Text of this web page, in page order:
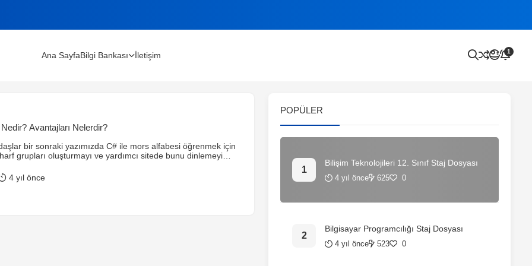
Rehberi (2026)
Ana SayfaBilgi Bankası İletişim 1
Avantajları Nelerdir?
bir sonraki yazımızda C# ile mors alfabesi öğrenmek için
grupları oluşturmayı ve yardımcı sitede bunu dinlemeyi
göz atalım.
4 yıl önce
POPÜLER
Bilişim Teknolojileri 12. Sınıf Staj Dosyası
4 yıl önce 625 0
Bilgisayar Programcılığı Staj Dosyası
4 yıl önce 523 0